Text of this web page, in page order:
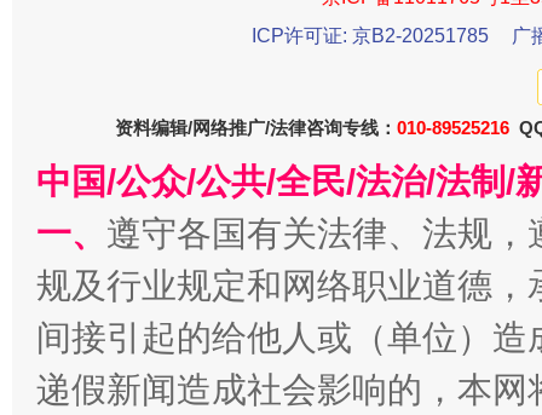
ICP许可证: 京B2-20251785
广
资料编辑/网络推广/法律咨询专线： 010-89525216
中国/公众/公共/全民/法治/法制/
一、 遵守各国有关法律、法规
规及行业规定和网络职业道德
间接引起的给他人或（单位）
递假新闻造成社会影响的，本